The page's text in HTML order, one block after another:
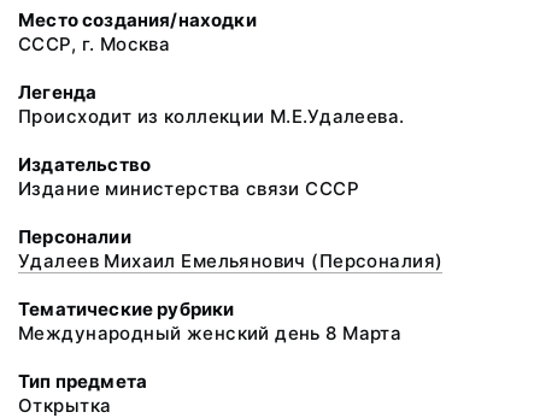
Место создания/находки
СССР, г. Москва
Легенда
Происходит из коллекции М.Е.Удалеева.
Издательство
Издание министерства связи СССР
Персоналии
Удалеев Михаил Емельянович (Персоналия)
Тематические рубрики
Международный женский день 8 Марта
Тип предмета
Открытка